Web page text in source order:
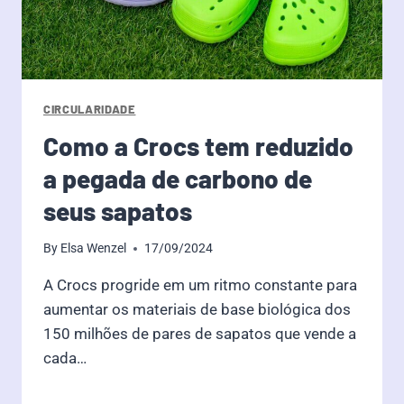
CIRCULARIDADE
Como a Crocs tem reduzido
a pegada de carbono de
seus sapatos
By Elsa Wenzel 17/09/2024
A Crocs progride em um ritmo constante para
aumentar os materiais de base biológica dos
150 milhões de pares de sapatos que vende a
cada…